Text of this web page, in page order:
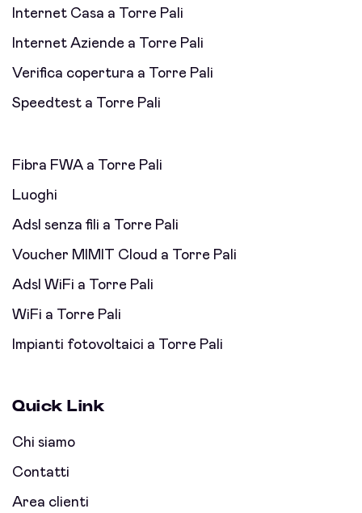
Internet Casa a Torre Pali
Internet Aziende a Torre Pali
Verifica copertura a Torre Pali
Speedtest a Torre Pali
Fibra FWA a Torre Pali
Luoghi
Adsl senza fili a Torre Pali
Voucher MIMIT Cloud a Torre Pali
Adsl WiFi a Torre Pali
WiFi a Torre Pali
Impianti fotovoltaici a Torre Pali
Quick Link
Chi siamo
Contatti
Area clienti